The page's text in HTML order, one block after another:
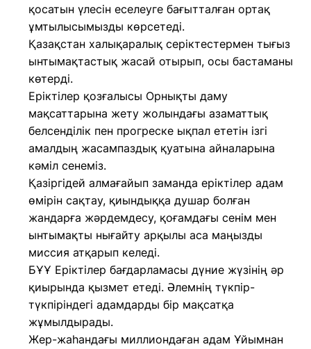
қосатын үлесін еселеуге бағытталған ортақ
ұмтылысымызды көрсетеді.
Қазақстан халықаралық серіктестермен тығыз
ынтымақтастық жасай отырып, осы бастаманы
көтерді.
Еріктілер қозғалысы Орнықты даму
мақсаттарына жету жолындағы азаматтық
белсенділік пен прогреске ықпал ететін ізгі
амалдың жасампаздық қуатына айналарына
кәміл сенеміз.
Қазіргідей алмағайып заманда еріктілер адам
өмірін сақтау, қиындыққа душар болған
жандарға жәрдемдесу, қоғамдағы сенім мен
ынтымақты нығайту арқылы аса маңызды
миссия атқарып келеді.
БҰҰ Еріктілер бағдарламасы дүние жүзінің әр
қиырында қызмет етеді. Әлемнің түкпір-
түкпіріндегі адамдарды бір мақсатқа
жұмылдырады.
Жер-жаһандағы миллиондаған адам Ұйымнан